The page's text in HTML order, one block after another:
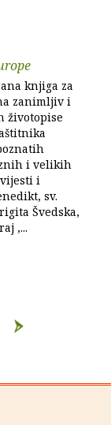
knjiga za
zanimljiv i
životopise
i velikih
i
sv.
Švedska,
,...